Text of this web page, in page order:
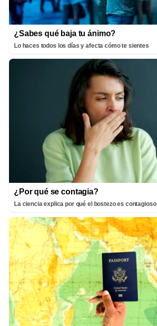
¿Sabes qué baja tu ánimo?
Lo haces todos los días y afecta cómo te sientes
¿Por qué se contagia?
La ciencia explica por qué el bostezo es contagioso